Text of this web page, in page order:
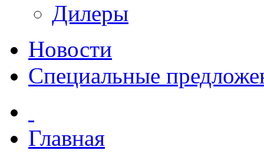
Дилеры
Новости
Специальные
Главная